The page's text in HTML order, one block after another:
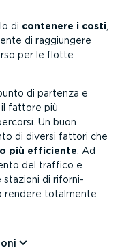
di contenere i costi,
di raggiungere
per le flotte
di partenza e
fattore più
Un buon
di diversi fattori che
più efficiente. Ad
del traffico e
stazioni di rifor­ni­
rendere totalmente